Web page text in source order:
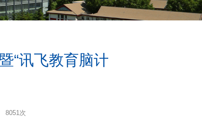
“讯飞教育脑计
8051次